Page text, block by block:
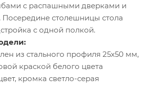
с распашными дверками и
Посередине столешницы стола
с одной полкой.
из стального профиля 25х50 мм,
краской белого цвета
кромка светло-серая